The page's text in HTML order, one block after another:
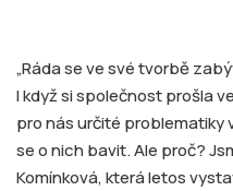
„Ráda se ve své tvorbě
I když si společnost prošla
pro nás určité problematiky
se o nich bavit. Ale proč?
Komínková, která letos